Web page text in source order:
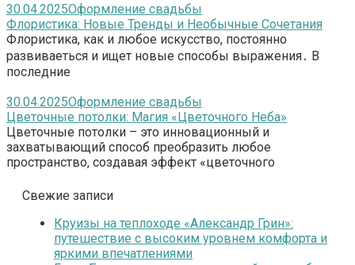
30.04.2025Оформление свадьбы
Флористика: Новые Тренды и Необычные Сочетания
Флористика, как и любое искусство, постоянно
развиваеться и ищет новые способы выражения․ В
последние
30.04.2025Оформление свадьбы
Цветочные потолки: Магия «Цветочного Неба»
Цветочные потолки – это инновационный и
захватывающий способ преобразить любое
пространство, создавая эффект «цветочного
Свежие записи
Круизы на теплоходе «Александр Грин»:
путешествие с высоким уровнем комфорта и
яркими впечатлениями